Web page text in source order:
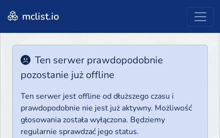
mclist.io
Ten serwer prawdopodobnie
pozostanie już offline
Ten serwer jest offline od dłuższego czasu i
prawdopodobnie nie jest już aktywny. Możliwość
głosowania została wyłączona. Będziemy
regularnie sprawdzać jego status.